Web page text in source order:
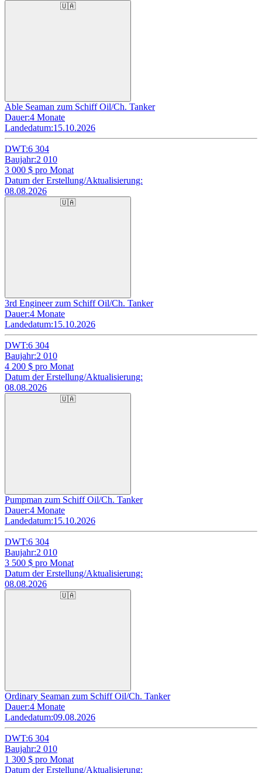
🇺🇦
Able Seaman zum Schiff Oil/Ch. Tanker
Dauer:4 Monate
Landedatum:15.10.2026
DWT:6 304
Baujahr:2 010
3 000 $ pro Monat
Datum der Erstellung/Aktualisierung:
08.08.2026
🇺🇦
3rd Engineer zum Schiff Oil/Ch. Tanker
Dauer:4 Monate
Landedatum:15.10.2026
DWT:6 304
Baujahr:2 010
4 200 $ pro Monat
Datum der Erstellung/Aktualisierung:
08.08.2026
🇺🇦
Pumpman zum Schiff Oil/Ch. Tanker
Dauer:4 Monate
Landedatum:15.10.2026
DWT:6 304
Baujahr:2 010
3 500 $ pro Monat
Datum der Erstellung/Aktualisierung:
08.08.2026
🇺🇦
Ordinary Seaman zum Schiff Oil/Ch. Tanker
Dauer:4 Monate
Landedatum:09.08.2026
DWT:6 304
Baujahr:2 010
1 300 $ pro Monat
Datum der Erstellung/Aktualisierung: